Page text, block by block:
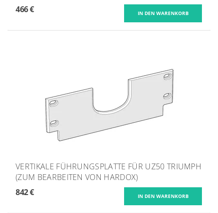
466 €
VERTIKALE FÜHRUNGSPLATTE FÜR UZ50 TRIUMPH
(ZUM BEARBEITEN VON HARDOX)
842 €